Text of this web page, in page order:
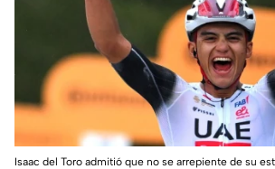
Isaac del Toro admitió que no se arrepiente de su